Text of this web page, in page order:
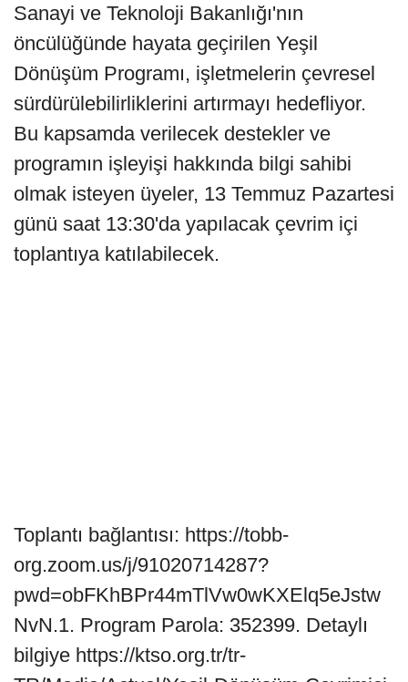
Sanayi ve Teknoloji Bakanlığı'nın
öncülüğünde hayata geçirilen Yeşil
Dönüşüm Programı, işletmelerin çevresel
sürdürülebilirliklerini artırmayı hedefliyor.
Bu kapsamda verilecek destekler ve
programın işleyişi hakkında bilgi sahibi
olmak isteyen üyeler, 13 Temmuz Pazartesi
günü saat 13:30'da yapılacak çevrim içi
toplantıya katılabilecek.
Toplantı bağlantısı: https://tobb-
org.zoom.us/j/91020714287?
pwd=obFKhBPr44mTlVw0wKXElq5eJstw
NvN.1. Program Parola: 352399. Detaylı
bilgiye https://ktso.org.tr/tr-